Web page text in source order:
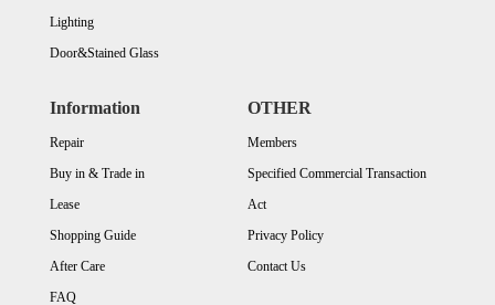
Lighting
Door&Stained Glass
Information
Repair
Buy in & Trade in
Lease
Shopping Guide
After Care
FAQ
OTHER
Members
Specified Commercial Transaction
Act
Privacy Policy
Contact Us